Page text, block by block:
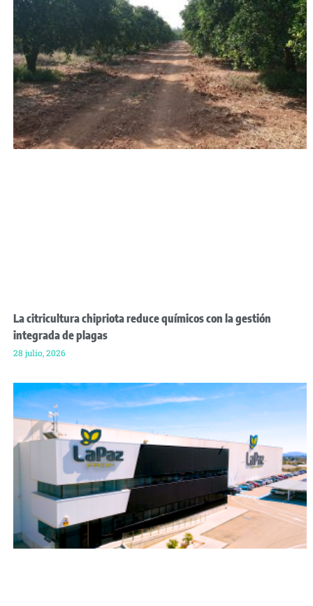
La citricultura chipriota reduce químicos con la gestión
integrada de plagas
28 julio, 2026